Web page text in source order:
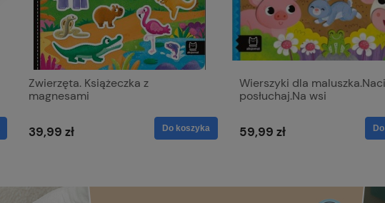
Zwierzęta. Książeczka z
magnesami
39,99 zł Do koszyka
Wierszyki dla
posłuchaj.Na wsi
59,99 zł